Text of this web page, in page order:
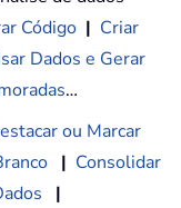
Código | Criar
Dados e Gerar
…
ou Marcar
| Consolidar
|